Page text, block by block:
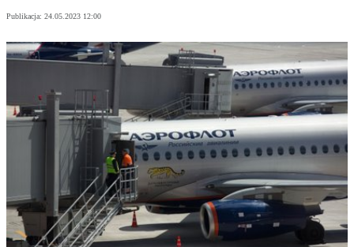
Publikacja: 24.05.2023 12:00